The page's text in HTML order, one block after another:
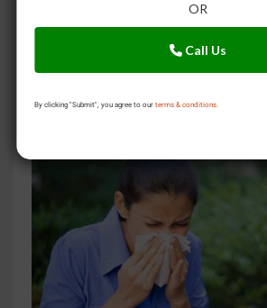
OR
Call Us
By clicking "Submit", you agree to our terms & conditions.